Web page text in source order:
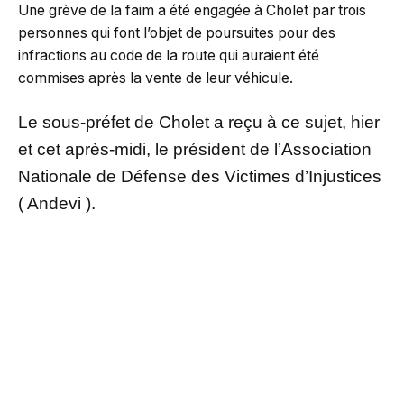
Une grève de la faim a été engagée à Cholet par trois
personnes qui font l’objet de poursuites pour des
infractions au code de la route qui auraient été
commises après la vente de leur véhicule.
Le sous-préfet de Cholet a reçu à ce sujet, hier
et cet après-midi, le président de l’Association
Nationale de Défense des Victimes d’Injustices
( Andevi ).